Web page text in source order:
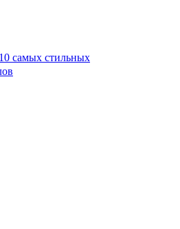
самых стильных